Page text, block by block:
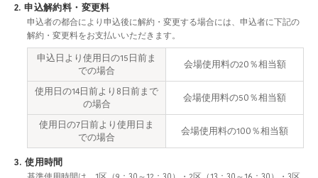
2. 申込解約料・変更料
申込者の都合により申込後に解約・変更する場合には、申込者に下記の
解約・変更料をお支払いいただきます。
申込日より使用日の15日前ま
での場合
会場使用料の20％相当額
使用日の14日前より8日前まで
の場合
会場使用料の50％相当額
使用日の7日前より使用日ま
での場合
会場使用料の100％相当額
3. 使用時間